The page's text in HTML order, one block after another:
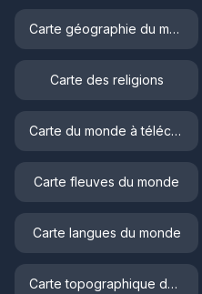
Carte géographie du monde
Carte des religions
Carte du monde à télécharger
Carte fleuves du monde
Carte langues du monde
Carte topographique du monde